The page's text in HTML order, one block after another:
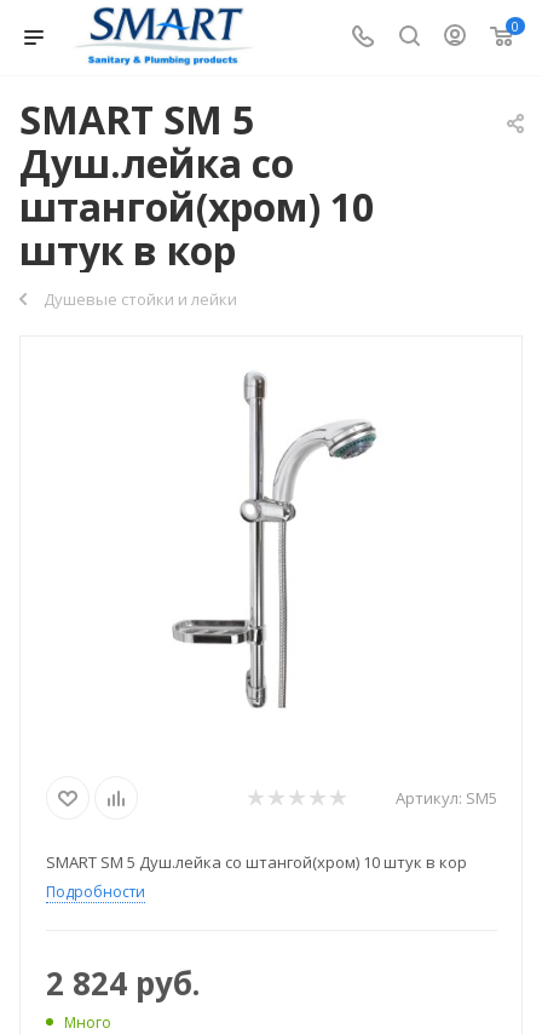
0
SMART SM 5
Душ.лейка со
штангой(хром) 10
штук в кор
Душевые стойки и лейки
Артикул: SM5
SMART SM 5 Душ.лейка со штангой(хром) 10 штук в кор
Подробности
2 824руб.
Много